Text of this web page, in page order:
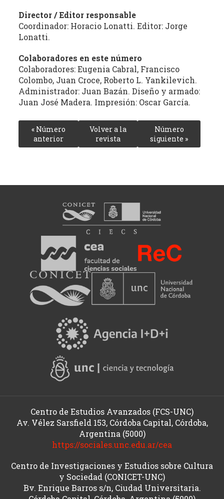
Director / Editor responsable
Coordinador: Horacio Lonatti. Editor: Jorge
Lonatti.
Colaboradores en este número
Colaboradores: Eugenia Cabral, Francisco
Colombo, Juan Croce, Roberto L. Yankilevich.
Administrador: Juan Bazán. Diseño y armado:
Juan José Madera. Impresión: Oscar García.
« Número
anterior
Volver a la
revista
Número
siguiente »
Centro de Estudios Avanzados (FCS-UNC)
Av. Vélez Sarsfield 153, Córdoba Capital, Córdoba,
Argentina (5000)
https://sociales.unc.edu.ar/cea
Centro de Investigaciones y Estudios sobre Cultura
y Sociedad (CONICET-UNC)
Bv. Enrique Barros s/n, Ciudad Universitaria.